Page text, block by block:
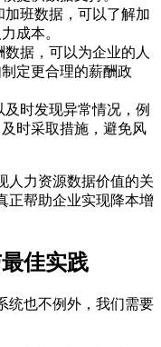
班数据，可以了解加
成本。
据，可以为企业的人
定更合理的薪酬政
时发现异常情况，例
时采取措施，避免风
人力资源数据价值的关
正帮助企业实现降本增
佳实践
统也不例外，我们需要